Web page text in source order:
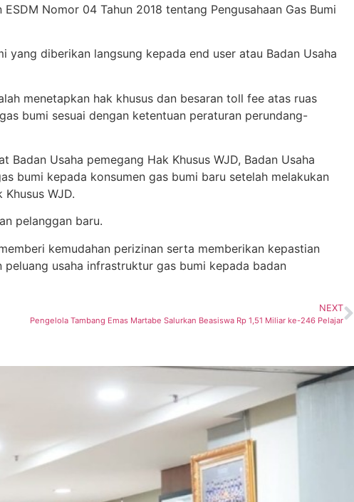
Nomor 04 Tahun 2018 tentang Pengusahaan Gas Bumi
diberikan langsung kepada end user atau Badan Usaha
menetapkan hak khusus dan besaran toll fee atas ruas
bumi sesuai dengan ketentuan peraturan perundang-
Usaha pemegang Hak Khusus WJD, Badan Usaha
bumi kepada konsumen gas bumi baru setelah melakukan
WJD.
pelanggan baru.
kemudahan perizinan serta memberikan kepastian
usaha infrastruktur gas bumi kepada badan
NEXT
Pengelola Tambang Emas Martabe Salurkan Beasiswa Rp 1,51 Miliar ke-246 Pelajar